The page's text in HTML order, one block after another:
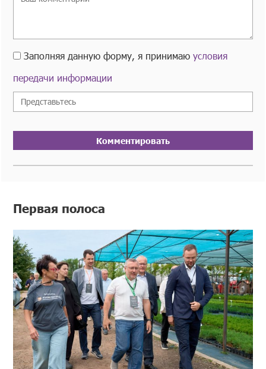
Заполняя данную форму, я принимаюусловия
передачи информации
Комментировать
Первая полоса